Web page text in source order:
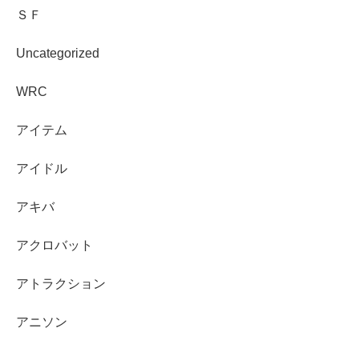
ＳＦ
Uncategorized
WRC
アイテム
アイドル
アキバ
アクロバット
アトラクション
アニソン